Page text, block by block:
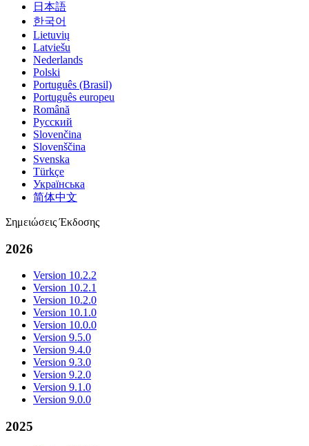
日本語
한국어
Lietuvių
Latviešu
Nederlands
Polski
Português (Brasil)
Português europeu
Română
Русский
Slovenčina
Slovenščina
Svenska
Türkçe
Українська
简体中文
Σημειώσεις Έκδοσης
2026
Version 10.2.2
Version 10.2.1
Version 10.2.0
Version 10.1.0
Version 10.0.0
Version 9.5.0
Version 9.4.0
Version 9.3.0
Version 9.2.0
Version 9.1.0
Version 9.0.0
2025